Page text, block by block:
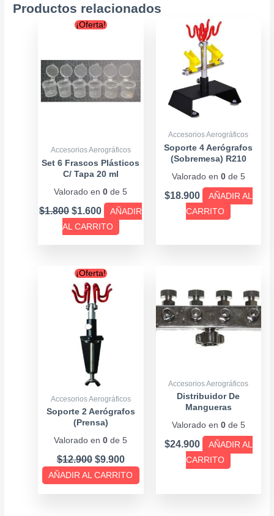
Productos relacionados
¡Oferta!
Accesorios Aerográficos
Set 6 Frascos Plásticos
C/ Tapa 20 ml
Valorado en0 de 5
$1.800
Original
$1.800.
$1.600
Current
$1.600.
AÑADIR
AL CARRITO
Accesorios Aerográficos
Soporte 4 Aerógrafos
(Sobremesa) R210
Valorado en 0de 5
$18.900
AÑADIR AL
CARRITO
¡Oferta!
Accesorios Aerográficos
Soporte 2 Aerógrafos
(Prensa)
Valorado en0 de 5
$12.900
Original
price
was:
$12.900.
$9.900
$9.900.
AÑADIR AL CARRITO
Accesorios Aerográficos
Distribuidor De
Mangueras
Valorado en 0de 5
$24.900
AÑADIR AL
CARRITO